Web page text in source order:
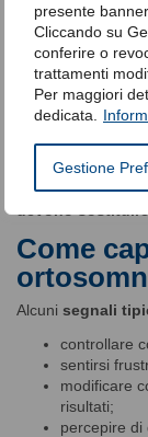
presente banner.
Cliccando su
conferire o
trattamenti
Per maggiori
dedicata.
Gestione
I tracker
Non
stimano il
Per questo
Come
Alcuni segnali
controllare
sentirsi
modificare
risultati;
percepire di